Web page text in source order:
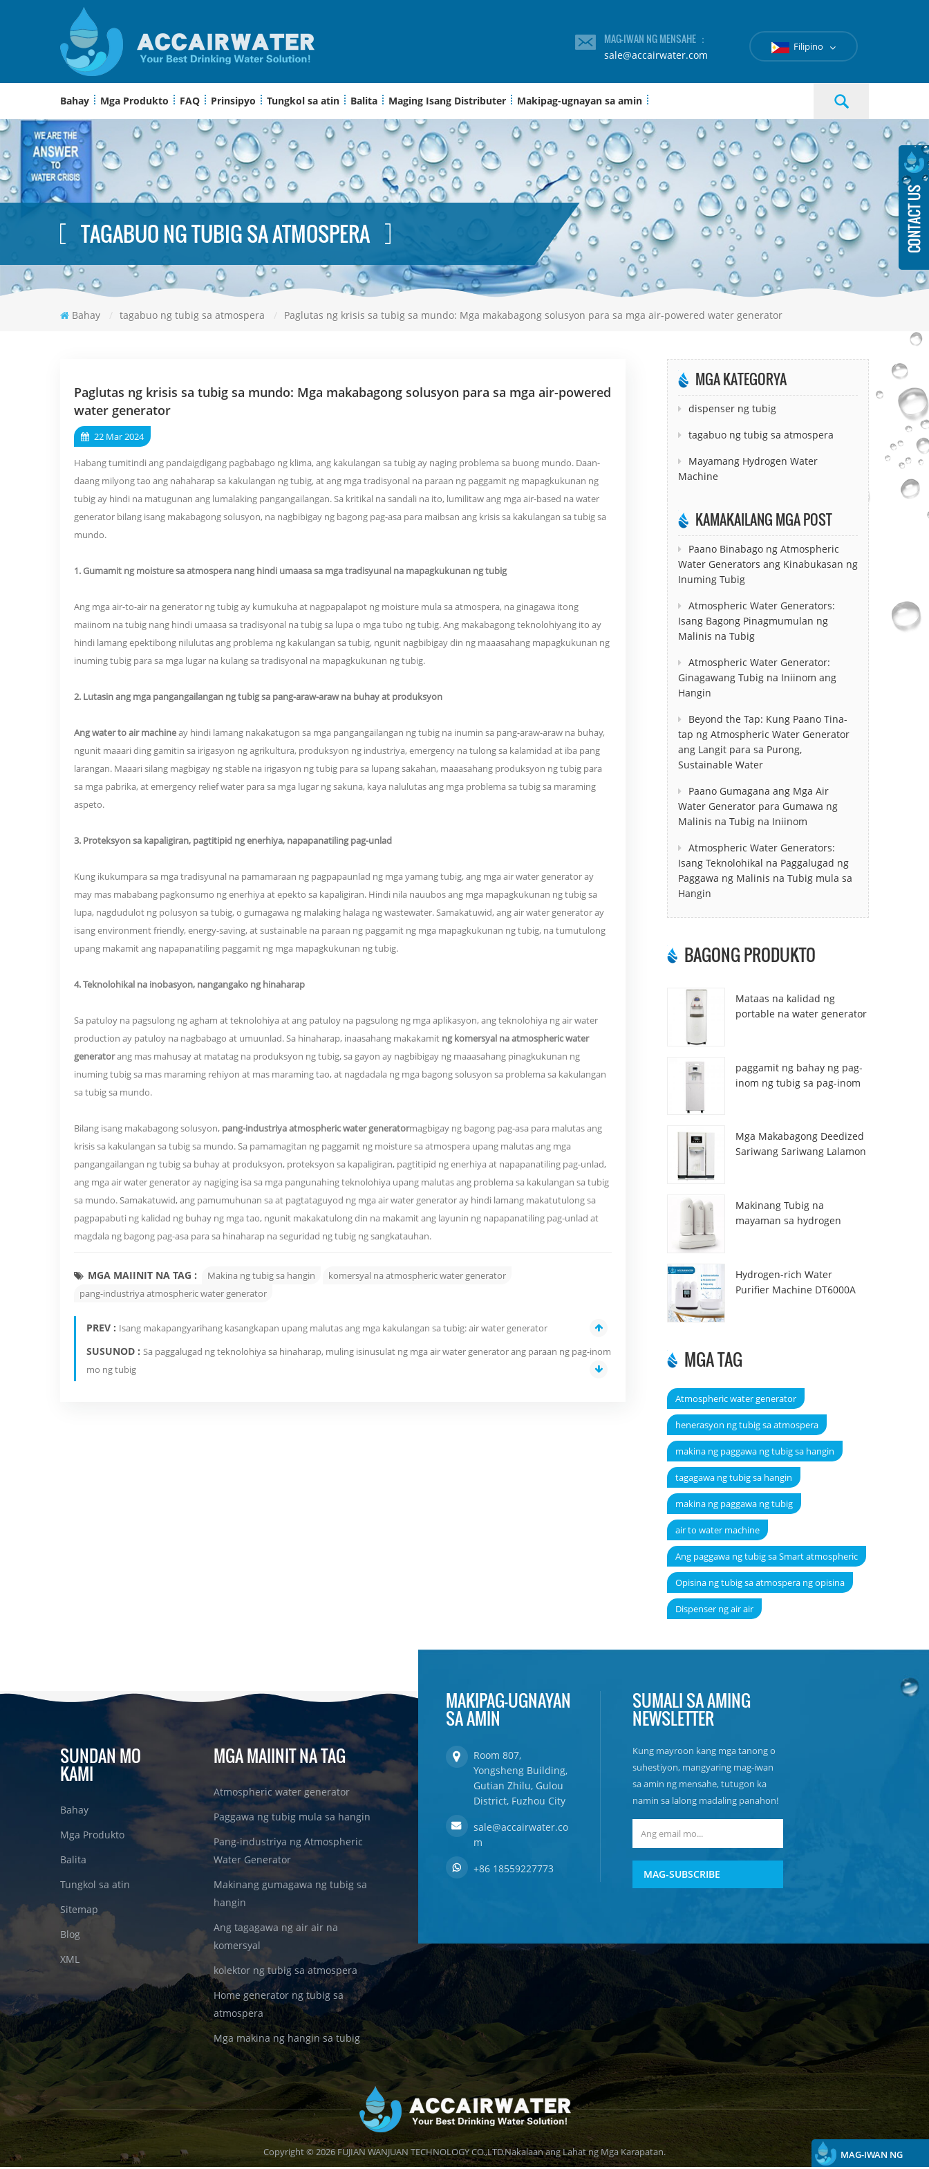
MAG-IWAN NG MENSAHE ：
sale@accairwater.com
Filipino
Bahay Mga Produkto FAQ Prinsipyo Tungkol sa atin Balita Maging Isang Distributer Makipag-ugnayan sa amin
TAGABUO NG TUBIG SA ATMOSPERA
Bahay / tagabuo ng tubig sa atmospera / Paglutas ng krisis sa tubig sa mundo: Mga makabagong solusyon para sa mga air-powered water generator
Paglutas ng krisis sa tubig sa mundo: Mga makabagong solusyon para sa mga air-powered
water generator
22 Mar 2024
Habang tumitindi ang pandaigdigang pagbabago ng klima, ang kakulangan sa tubig ay naging problema sa buong mundo. Daan-
daang milyong tao ang nahaharap sa kakulangan ng tubig, at ang mga tradisyonal na paraan ng paggamit ng mapagkukunan ng
tubig ay hindi na matugunan ang lumalaking pangangailangan. Sa kritikal na sandali na ito, lumilitaw ang mga air-based na water
generator bilang isang makabagong solusyon, na nagbibigay ng bagong pag-asa para maibsan ang krisis sa kakulangan sa tubig sa
mundo.
1. Gumamit ng moisture sa atmospera nang hindi umaasa sa mga tradisyunal na mapagkukunan ng tubig
Ang mga air-to-air na generator ng tubig ay kumukuha at nagpapalapot ng moisture mula sa atmospera, na ginagawa itong
maiinom na tubig nang hindi umaasa sa tradisyonal na tubig sa lupa o mga tubo ng tubig. Ang makabagong teknolohiyang ito ay
hindi lamang epektibong nilulutas ang problema ng kakulangan sa tubig, ngunit nagbibigay din ng maaasahang mapagkukunan ng
inuming tubig para sa mga lugar na kulang sa tradisyonal na mapagkukunan ng tubig.
2. Lutasin ang mga pangangailangan ng tubig sa pang-araw-araw na buhay at produksyon
Ang water to air machineay hindi lamang nakakatugon sa mga pangangailangan ng tubig na inumin sa pang-araw-araw na buhay,
ngunit maaari ding gamitin sa irigasyon ng agrikultura, produksyon ng industriya, emergency na tulong sa kalamidad at iba pang
larangan. Maaari silang magbigay ng stable na irigasyon ng tubig para sa lupang sakahan, maaasahang produksyon ng tubig para
sa mga pabrika, at emergency relief water para sa mga lugar ng sakuna, kaya nalulutas ang mga problema sa tubig sa maraming
aspeto.
3. Proteksyon sa kapaligiran, pagtitipid ng enerhiya, napapanatiling pag-unlad
Kung ikukumpara sa mga tradisyunal na pamamaraan ng pagpapaunlad ng mga yamang tubig, ang mga air water generator ay
may mas mababang pagkonsumo ng enerhiya at epekto sa kapaligiran. Hindi nila nauubos ang mga mapagkukunan ng tubig sa
lupa, nagdudulot ng polusyon sa tubig, o gumagawa ng malaking halaga ng wastewater. Samakatuwid, ang air water generator ay
isang environment friendly, energy-saving, at sustainable na paraan ng paggamit ng mga mapagkukunan ng tubig, na tumutulong
upang makamit ang napapanatiling paggamit ng mga mapagkukunan ng tubig.
4. Teknolohikal na inobasyon, nangangako ng hinaharap
Sa patuloy na pagsulong ng agham at teknolohiya at ang patuloy na pagsulong ng mga aplikasyon, ang teknolohiya ng air water
production ay patuloy na nagbabago at umuunlad. Sa hinaharap, inaasahang makakamit ng komersyal na atmospheric water
generatorang mas mahusay at matatag na produksyon ng tubig, sa gayon ay nagbibigay ng maaasahang pinagkukunan ng
inuming tubig sa mas maraming rehiyon at mas maraming tao, at nagdadala ng mga bagong solusyon sa problema sa kakulangan
sa tubig sa mundo.
Bilang isang makabagong solusyon, pang-industriya atmospheric water generatormagbigay ng bagong pag-asa para malutas ang
krisis sa kakulangan sa tubig sa mundo. Sa pamamagitan ng paggamit ng moisture sa atmospera upang malutas ang mga
pangangailangan ng tubig sa buhay at produksyon, proteksyon sa kapaligiran, pagtitipid ng enerhiya at napapanatiling pag-unlad,
ang mga air water generator ay nagiging isa sa mga pangunahing teknolohiya upang malutas ang problema sa kakulangan sa tubig
sa mundo. Samakatuwid, ang pamumuhunan sa at pagtataguyod ng mga air water generator ay hindi lamang makatutulong sa
pagpapabuti ng kalidad ng buhay ng mga tao, ngunit makakatulong din na makamit ang layunin ng napapanatiling pag-unlad at
magdala ng bagong pag-asa para sa hinaharap na seguridad ng tubig ng sangkatauhan.
MGA MAIINIT NA TAG : Makina ng tubig sa hangin
komersyal na atmospheric water generator
pang-industriya atmospheric water generator
PREV : Isang makapangyarihang kasangkapan upang malutas ang mga kakulangan sa tubig: air water generator
SUSUNOD : Sa paggalugad ng teknolohiya sa hinaharap, muling isinusulat ng mga air water generator ang paraan ng pag-inom
mo ng tubig
MGA KATEGORYA
dispenser ng tubig
tagabuo ng tubig sa atmospera
Mayamang Hydrogen Water
Machine
KAMAKAILANG MGA POST
Paano Binabago ng Atmospheric
Water Generators ang Kinabukasan ng
Inuming Tubig
Atmospheric Water Generators:
Isang Bagong Pinagmumulan ng
Malinis na Tubig
Atmospheric Water Generator:
Ginagawang Tubig na Iniinom ang
Hangin
Beyond the Tap: Kung Paano Tina-
tap ng Atmospheric Water Generator
ang Langit para sa Purong,
Sustainable Water
Paano Gumagana ang Mga Air
Water Generator para Gumawa ng
Malinis na Tubig na Iniinom
Atmospheric Water Generators:
Isang Teknolohikal na Paggalugad ng
Paggawa ng Malinis na Tubig mula sa
Hangin
BAGONG PRODUKTO
Mataas na kalidad ng
portable na water generator
paggamit ng bahay ng pag-
inom ng tubig sa pag-inom
Mga Makabagong Deedized
Sariwang Sariwang Lalamon
Makinang Tubig na
mayaman sa hydrogen
Hydrogen-rich Water
Purifier Machine DT6000A
MGA TAG
Atmospheric water generator
henerasyon ng tubig sa atmospera
makina ng paggawa ng tubig sa hangin
tagagawa ng tubig sa hangin
makina ng paggawa ng tubig
air to water machine
Ang paggawa ng tubig sa Smart atmospheric
Opisina ng tubig sa atmospera ng opisina
Dispenser ng air air
SUNDAN MO
KAMI
Bahay
Mga Produkto
Balita
Tungkol sa atin
Sitemap
Blog
XML
MGA MAIINIT NA TAG
Atmospheric water generator
Paggawa ng tubig mula sa hangin
Pang-industriya ng Atmospheric
Water Generator
Makinang gumagawa ng tubig sa
hangin
Ang tagagawa ng air air na
komersyal
kolektor ng tubig sa atmospera
Home generator ng tubig sa
atmospera
Mga makina ng hangin sa tubig
MAKIPAG-UGNAYAN
SA AMIN
Room 807,
Yongsheng Building,
Gutian Zhilu, Gulou
District, Fuzhou City
sale@accairwater.co
m
+86 18559227773
SUMALI SA AMING
NEWSLETTER
Kung mayroon kang mga tanong o
suhestiyon, mangyaring mag-iwan
sa amin ng mensahe, tutugon ka
namin sa lalong madaling panahon!
MAG-SUBSCRIBE
Copyright © 2026 FUJIAN WANJUAN TECHNOLOGY CO.,LTD.Nakalaan ang Lahat ng Mga Karapatan.
MAG-IWAN NG